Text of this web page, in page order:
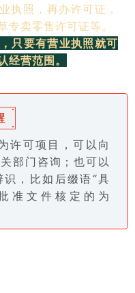
执照，再办许可证，
专卖零售许可证等。
只要有营业执照就可
经营范围。
可项目，可以向
部门咨询；也可以
，比如后缀语“具
准文件核定的为